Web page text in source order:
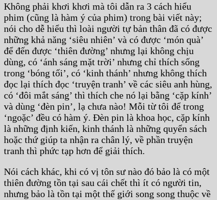
Không phải khơi khơi mà tôi dẫn ra 3 cách hiểu
phim (cũng là hàm ý của phim) trong bài viết này;
nói cho dễ hiểu thì loài người tự bản thân đã có được
những khả năng ‘siêu nhiên’ và có được ‘món quà’
để đến được ‘thiên đường’ nhưng lại không chịu
dùng, có ‘ánh sáng mặt trời’ nhưng chỉ thích sống
trong ‘bóng tối’, có ‘kinh thánh’ nhưng không thích
đọc lại thích đọc ‘truyện tranh’ về các siêu anh hùng,
có ‘đôi mắt sáng’ thì thích che nó lại bằng ‘cặp kính’
và dùng ‘đèn pin’, lạ chưa nào! Mỗi từ tôi để trong
‘ngoặc’ đều có hàm ý. Đèn pin là khoa học, cặp kính
là những định kiến, kinh thánh là những quyển sách
hoặc thứ giúp ta nhận ra chân lý, về phần truyện
tranh thì phức tạp hơn để giải thích.
Nói cách khác, khi có vị tôn sư nào đó bảo là có một
thiên đường tồn tại sau cái chết thì ít có người tin,
nhưng bảo là tồn tại một thế giới song song thuộc về